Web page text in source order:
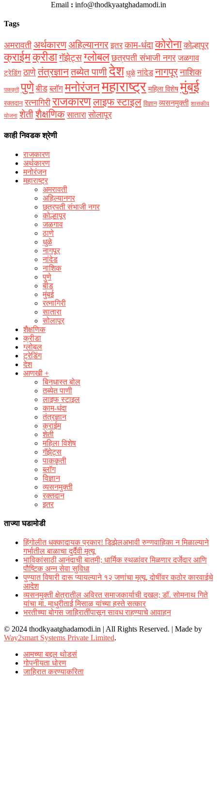
Email : info@thodkyaatghadamodi.in
Tags
अमरावती अर्थकारणअहिल्यानगर इतर काम-धंदाकोरोना कोल्हापूर
क्राईमक्रीडागॅझेट्सग्लोबल छत्रपती संभाजी नगर जळगाव
ट्रेडिंग ठाणेतंत्रज्ञानतब्येत पाणीदेश धुळे नांदेड नागपूरनाशिक
पाककृती पुणे बीड ब्लॉग मनोरंजनमहाराष्ट्र महिला विशेष मुंबई
रक्‍तदान रत्नागिरी राजकारणलाइफ स्टाइल विज्ञान व्यसनमुक्ती शासकीय
योजना शेतीशैक्षणिक सातारा सोलापूर
काही निवडक श्रेणी
राजकारण
अर्थकारण
मनोरंजन
महाराष्ट्र
अमरावती
अहिल्यानगर
छत्रपती संभाजी नगर
कोल्हापूर
जळगाव
ठाणे
धुळे
नागपूर
नांदेड
नाशिक
पुणे
बीड
मुंबई
रत्नागिरी
सातारा
सोलापूर
शैक्षणिक
क्रीडा
ग्लोबल
ट्रेडिंग
देश
आणखी +
बिनधास्त बोल
तब्येत पाणी
लाइफ स्टाइल
काम-धंदा
तंत्रज्ञान
क्राईम
शेती
महिला विशेष
गॅझेट्स
पाककृती
ब्लॉग
विज्ञान
व्यसनमुक्ती
रक्‍तदान
इतर
ताज्या घडामोडी
हिंगोलीत धक्कादायक प्रकार! डिझेलअभावी रुग्णवाहिका न मिळाल्याने
गर्भातील बाळाचा दुर्दैवी मृत्यू
भाविकांसाठी आनंदाची बातमी; धार्मिक स्थळांवर मिळणार दर्जेदार आणि
पौष्टिक अन्न सेवा सुविधा
पुण्यात विषारी दारू प्यायल्याने १२ जणांचा मृत्यू, दोषींवर कठोर कारवाईचे
आदेश
व्यसनमुक्ती क्षेत्रातील अविरत समाजकार्याची दखल; डॉ. सोमनाथ गिते
यांचा मा. माधुरीताई मिसाळ यांच्या हस्ते सत्कार
भरतीच्या बोगस जाहिरातींपासून सावध राहण्याचे आवाहन
© 2024 thodkyaatghadamodi.in | All Rights Reserved. | Made by
Way2smart Systems Private Limited.
आमच्या बद्दल थोडसं
गोपनीयता धोरण
जाहिरात करण्याकरिता